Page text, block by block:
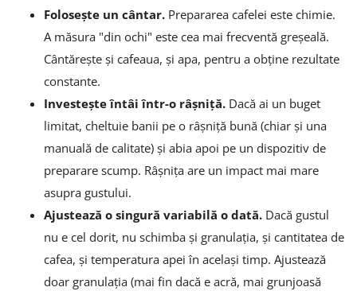
Folosește un cântar. Prepararea cafelei este chimie.
A măsura "din ochi" este cea mai frecventă greșeală.
Cântărește și cafeaua, și apa, pentru a obține rezultate
constante.
Investește întâi într-o râșniță. Dacă ai un buget
limitat, cheltuie banii pe o râșniță bună (chiar și una
manuală de calitate) și abia apoi pe un dispozitiv de
preparare scump. Râșnița are un impact mai mare
asupra gustului.
Ajustează o singură variabilă o dată. Dacă gustul
nu e cel dorit, nu schimba și granulația, și cantitatea de
cafea, și temperatura apei în același timp. Ajustează
doar granulația (mai fin dacă e acră, mai grunjoasă